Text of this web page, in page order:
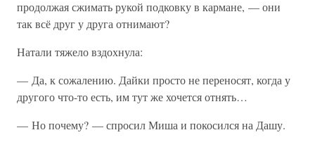
продолжая сжимать рукой подковку в кармане, — они
так всё друг у друга отнимают?
Натали тяжело вздохнула:
— Да, к сожалению. Дайки просто не переносят, когда у
другого что-то есть, им тут же хочется отнять…
— Но почему? — спросил Миша и покосился на Дашу.